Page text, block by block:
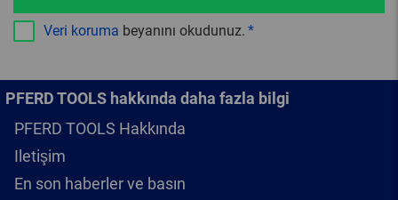
Veri koruma beyanını okudunuz.
PFERD TOOLS hakkında daha fazla bilgi
PFERD TOOLS Hakkında
Iletişim
En son haberler ve basın